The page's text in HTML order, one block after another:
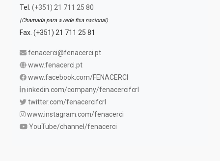
Tel. (+351) 21 711 25 80
(Chamada para a rede fixa nacional)
Fax. (+351) 21 711 25 81
fenacerci@fenacerci.pt
www.fenacerci.pt
www.facebook.com/FENACERCI
inkedin.com/company/fenacercifcrl
twitter.com/fenacercifcrl
www.instagram.com/fenacerci
YouTube/channel/fenacerci